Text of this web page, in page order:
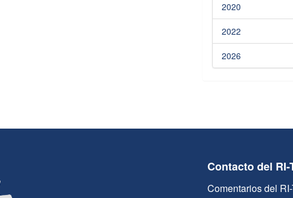
2020
2022
2026
Contacto del RI-
Comentarios del